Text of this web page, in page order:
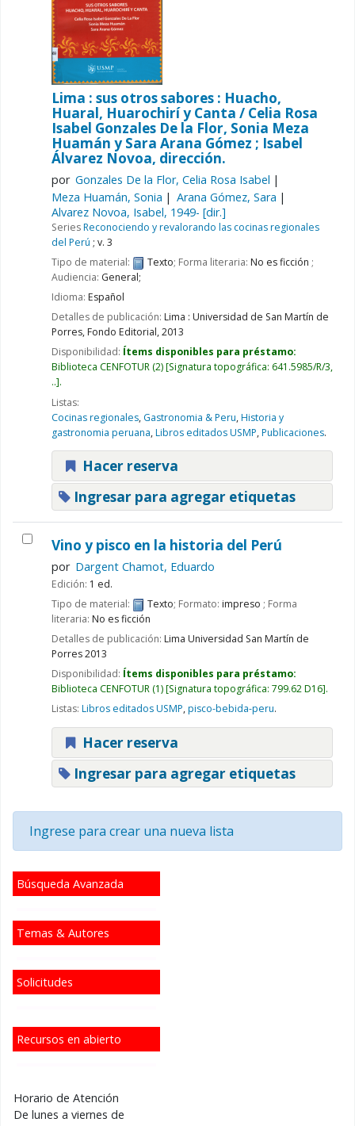
Búsqueda Avanzada
Temas & Autores
Solicitudes
Recursos en abierto
Horario de Atención
De lunes a viernes de
Lima : sus otros sabores : Huacho,
Huaral, Huarochirí y Canta / Celia Rosa
Isabel Gonzales De la Flor, Sonia Meza
Huamán y Sara Arana Gómez ; Isabel
Álvarez Novoa, dirección.
por Gonzales De la Flor, Celia Rosa Isabel
Meza Huamán, Sonia
Arana Gómez, Sara
Alvarez Novoa, Isabel, 1949- [dir.]
SeriesReconociendo y revalorando las cocinas regionales
del Perú ; v. 3
Tipo de material:
Texto; Forma literaria: No es ficción ;
Audiencia: General;
Idioma: Español
Detalles de publicación: Lima : Universidad de San Martín de
Porres, Fondo Editorial,2013
Disponibilidad: Ítems disponibles para préstamo:
Biblioteca CENFOTUR (2) Signatura topográfica: 641.5985/R/3,
.. .
Listas:
Cocinas regionales, Gastronomia & Peru,Historia y
gastronomia peruana,Libros editados USMP,Publicaciones.
Hacer reserva
Ingresar para agregar etiquetas
Vino y pisco en la historia del Perú
por Dargent Chamot, Eduardo
Edición: 1 ed.
Tipo de material:
Texto; Formato: impreso ; Forma
literaria: No es ficción
Detalles de publicación: Lima Universidad San Martín de
Porres2013
Disponibilidad: Ítems disponibles para préstamo:
Biblioteca CENFOTUR (1) Signatura topográfica: 799.62 D16 .
Listas: Libros editados USMP,pisco-bebida-peru.
Hacer reserva
Ingresar para agregar etiquetas
Ingrese para crear una nueva lista